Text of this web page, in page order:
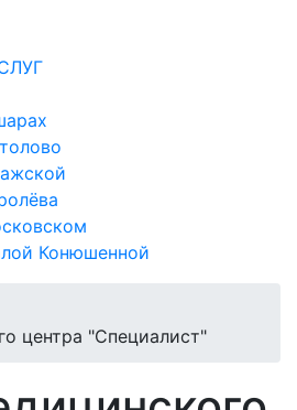
Конюшенной
центра "Специалист"